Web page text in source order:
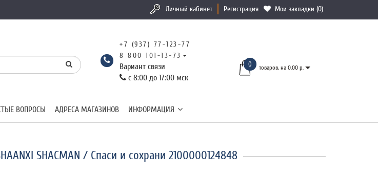
Личный кабинет Регистрация Мои закладки (0)
+7 (937) 77-123-77
8 800 101-13-73
Вариант связи
с 8:00 до 17:00 мск
0 товаров, на 0.00 р.
ВОПРОСЫ АДРЕСА МАГАЗИНОВ ИНФОРМАЦИЯ
SHACMAN / Спаси и сохрани 2100000124848